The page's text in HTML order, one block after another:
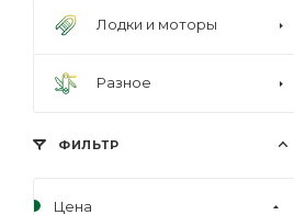
Лодки и моторы
Разное
ФИЛЬТР
Цена